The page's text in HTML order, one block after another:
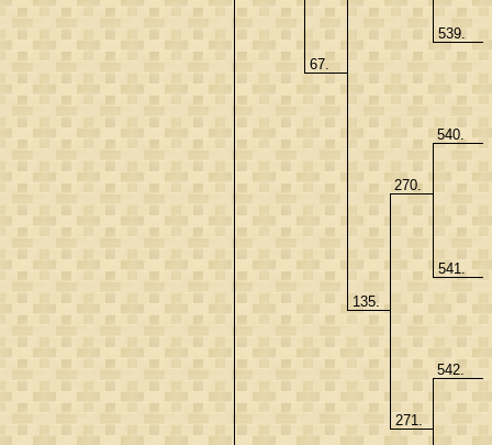
67.
539.
135.
270.
540.
541.
271.
542.